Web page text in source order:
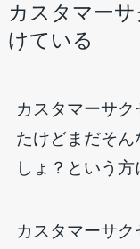
カスタマー
けている
カスタマーサ
たけどまだそ
しょ？という方
カスタマーサ